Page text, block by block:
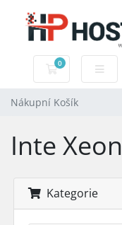
0
Nákupní Košík
Nákupní Košík
Inte
Kategorie